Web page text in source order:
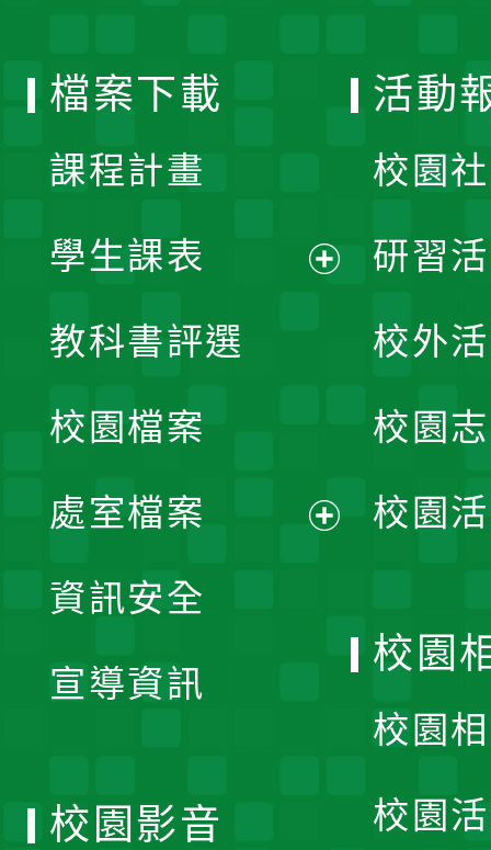
檔案下載
課程計畫
學生課表
單
教科書評選
校園檔案
處室檔案
資訊安全
宣導資訊
活動
校園
研習
校外
校園
校園
校園
校園
校園
校園影音